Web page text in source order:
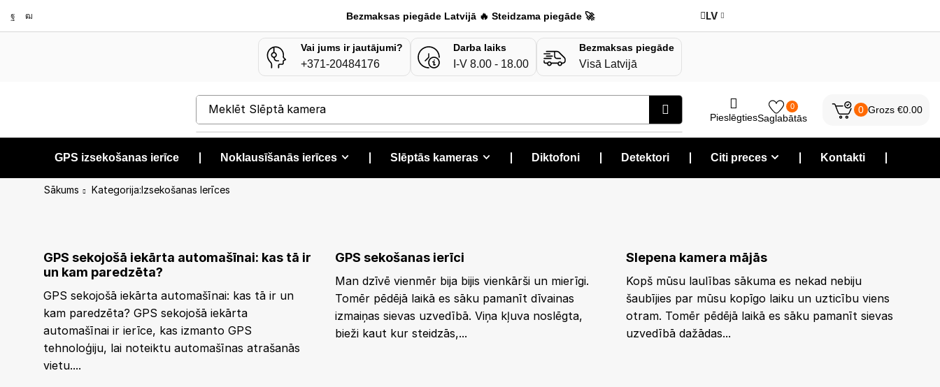
Bezmaksas piegāde Latvijā 🔥 Steidzama piegāde 🚀 LV
Vai jums ir jautājumi?
+371-20484176
Darba laiks
I-V 8.00 - 18.00
Bezmaksas piegāde
Visā Latvijā
Meklēt Slēptā kamera
Pieslēgties
0
Saglabātās
0 Grozs €0.00
GPS izsekošanas ierīce Noklausīšanās ierīces Slēptās kameras Diktofoni Detektori Citi preces Kontakti
Sākums Kategorija:Izsekošanas Ierīces
Izsekošanas ierīces
GPS sekojošā iekārta automašīnai: kas tā ir
un kam paredzēta?
GPS sekojošā iekārta automašīnai: kas tā ir un
kam paredzēta? GPS sekojošā iekārta
automašīnai ir ierīce, kas izmanto GPS
tehnoloģiju, lai noteiktu automašīnas atrašanās
vietu....
Izsekošanas ierīces
GPS sekošanas ierīci
Man dzīvē vienmēr bija bijis vienkārši un mierīgi.
Tomēr pēdējā laikā es sāku pamanīt dīvainas
izmaiņas sievas uzvedībā. Viņa kļuva noslēgta,
bieži kaut kur steidzās,...
Izsekošanas ierīces
Slepena kamera mājās
Kopš mūsu laulības sākuma es nekad nebiju
šaubījies par mūsu kopīgo laiku un uzticību viens
otram. Tomēr pēdējā laikā es sāku pamanīt sievas
uzvedībā dažādas...